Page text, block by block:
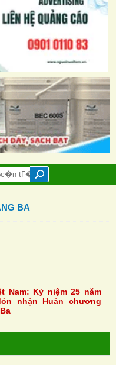
BA
Nam: Kỷ niệm 25 năm
nhận Huân chương